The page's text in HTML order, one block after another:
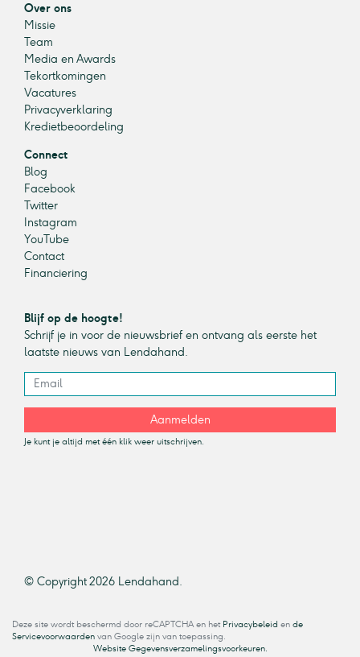
Over ons
Missie
Team
Media en Awards
Tekortkomingen
Vacatures
Privacyverklaring
Kredietbeoordeling
Connect
Blog
Facebook
Twitter
Instagram
YouTube
Contact
Financiering
Blijf op de hoogte!
Schrijf je in voor de nieuwsbrief en ontvang als eerste het
laatste nieuws van Lendahand.
Aanmelden
Je kunt je altijd met één klik weer uitschrijven.
© Copyright 2026 Lendahand.
Deze site wordt beschermd door reCAPTCHA en het Privacybeleid en de
Servicevoorwaarden van Google zijn van toepassing.
Website Gegevensverzamelingsvoorkeuren.